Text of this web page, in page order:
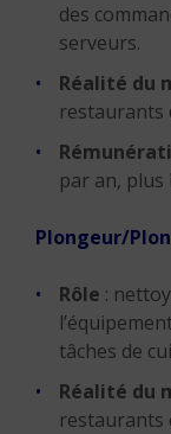
des
serveurs.
Réalité du
restaurants
par an,
Plongeur/
Rôle :
tâches de
Réalité du
restaurants